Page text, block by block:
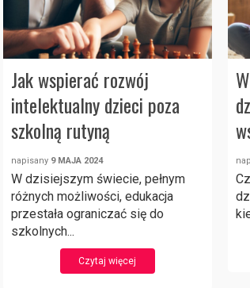
Jak wspierać rozwój
intelektualny dzieci poza
szkolną rutyną
napisany 9 MAJA 2024
W dzisiejszym świecie, pełnym
różnych możliwości, edukacja
przestała ograniczać się do
szkolnych...
Czytaj więcej